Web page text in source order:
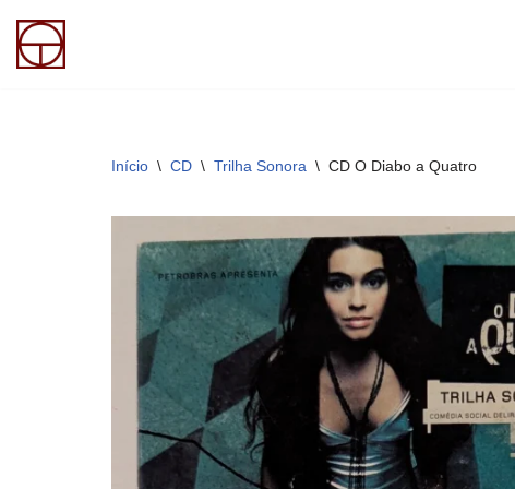
Pular
Início \ CD \ Trilha Sonora \ CD O Diabo a Quatro